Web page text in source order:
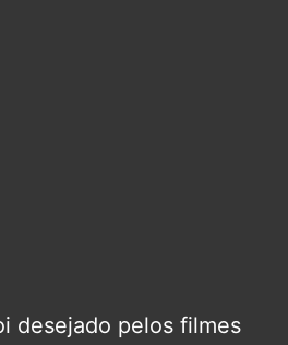
desejado pelos filmes